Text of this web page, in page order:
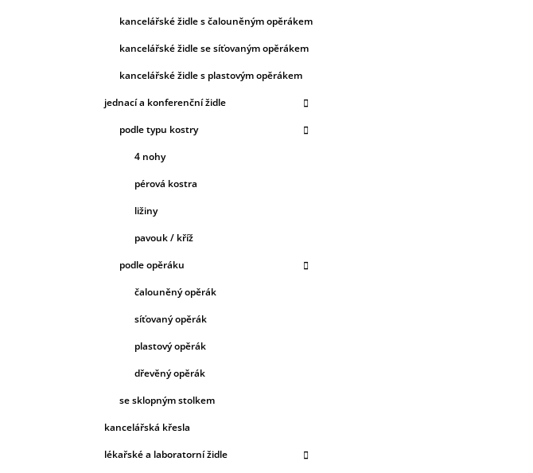
kancelářské židle s čalouněným opěrákem
kancelářské židle se síťovaným opěrákem
kancelářské židle s plastovým opěrákem
jednací a konferenční židle
podle typu kostry
4 nohy
pérová kostra
ližiny
pavouk / kříž
podle opěráku
čalouněný opěrák
síťovaný opěrák
plastový opěrák
dřevěný opěrák
se sklopným stolkem
kancelářská křesla
lékařské a laboratorní židle